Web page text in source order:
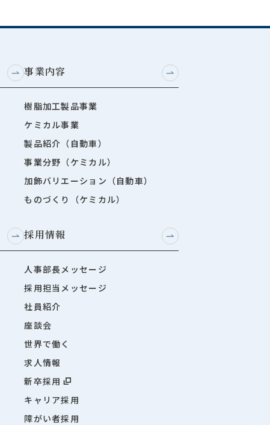
事業内容
樹脂加工製品事業
ケミカル事業
製品紹介（自動車）
事業分野（ケミカル）
加飾バリエーション（自動車）
ものづくり（ケミカル）
採用情報
人事部長メッセージ
採用担当メッセージ
社員紹介
座談会
世界で働く
求人情報
新卒採用
キャリア採用
障がい者採用